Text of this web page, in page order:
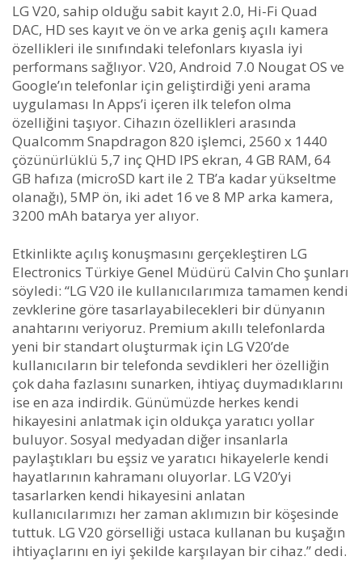
LG V20, sahip olduğu sabit kayıt 2.0, Hi-Fi Quad
DAC, HD ses kayıt ve ön ve arka geniş açılı kamera
özellikleri ile sınıfındaki telefonlars kıyasla iyi
performans sağlıyor. V20, Android 7.0 Nougat OS ve
Google’ın telefonlar için geliştirdiği yeni arama
uygulaması In Apps’i içeren ilk telefon olma
özelliğini taşıyor. Cihazın özellikleri arasında
Qualcomm Snapdragon 820 işlemci, 2560 x 1440
çözünürlüklü 5,7 inç QHD IPS ekran, 4 GB RAM, 64
GB hafıza (microSD kart ile 2 TB’a kadar yükseltme
olanağı), 5MP ön, iki adet 16 ve 8 MP arka kamera,
3200 mAh batarya yer alıyor.
Etkinlikte açılış konuşmasını gerçekleştiren LG
Electronics Türkiye Genel Müdürü Calvin Cho şunları
söyledi: “LG V20 ile kullanıcılarımıza tamamen kendi
zevklerine göre tasarlayabilecekleri bir dünyanın
anahtarını veriyoruz. Premium akıllı telefonlarda
yeni bir standart oluşturmak için LG V20’de
kullanıcıların bir telefonda sevdikleri her özelliğin
çok daha fazlasını sunarken, ihtiyaç duymadıklarını
ise en aza indirdik. Günümüzde herkes kendi
hikayesini anlatmak için oldukça yaratıcı yollar
buluyor. Sosyal medyadan diğer insanlarla
paylaştıkları bu eşsiz ve yaratıcı hikayelerle kendi
hayatlarının kahramanı oluyorlar. LG V20’yi
tasarlarken kendi hikayesini anlatan
kullanıcılarımızı her zaman aklımızın bir köşesinde
tuttuk. LG V20 görselliği ustaca kullanan bu kuşağın
ihtiyaçlarını en iyi şekilde karşılayan bir cihaz.” dedi.